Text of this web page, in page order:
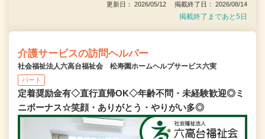
更新日： 2026/05/12 掲載終了日： 2026/08/14
掲載終了まであと5日
介護サービスの訪問ヘルパー
社会福祉法人六高台福祉会 松寿園ホームヘルプサービス六実
パート
定着奨励金有◇直行直帰OK◇年齢不問・未経験歓迎◎ミ
ニボーナス☆笑顔・ありがとう・やりがい多◎